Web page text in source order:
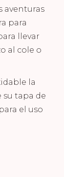
aventuras
para
llevar
al cole o
la
su tapa de
el uso